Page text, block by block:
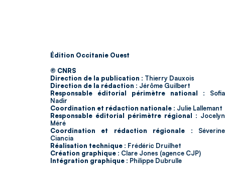
Édition Occitanie Ouest
© CNRS
Direction de la publication : Thierry Dauxois
Direction de la rédaction : Jérôme Guilbert
Responsable éditorial périmètre national : Sofia
Nadir
Coordination et rédaction nationale : Julie Lallemant
Responsable éditorial périmètre régional : Jocelyn
Méré
Coordination et rédaction régionale : Séverine
Ciancia
Réalisation technique : Frédéric Druilhet
Création graphique : Clare Jones (agence CJP)
Intégration graphique : Philippe Dubrulle